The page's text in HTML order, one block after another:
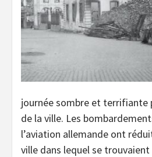
journée sombre et terrifiante
de la ville. Les
l’aviation allemande ont
ville dans lequel se